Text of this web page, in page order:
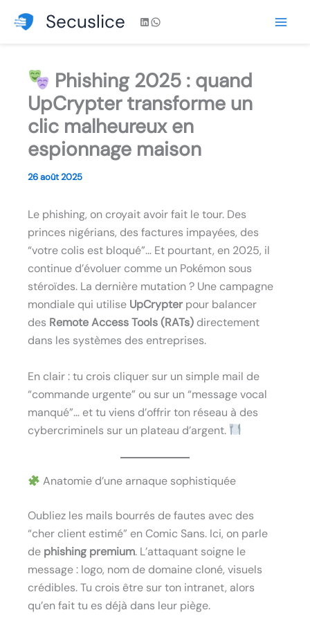
Secuslice LinkedIn
WhatsApp
Phishing 2025 : quand
UpCrypter transforme un
clic malheureux en
espionnage maison
26 août 2025
Le phishing, on croyait avoir fait le tour. Des
princes nigérians, des factures impayées, des
“votre colis est bloqué”… Et pourtant, en 2025, il
continue d’évoluer comme un Pokémon sous
stéroïdes. La dernière mutation ? Une campagne
mondiale qui utilise UpCrypter pour balancer
des Remote Access Tools (RATs) directement
dans les systèmes des entreprises.
En clair : tu crois cliquer sur un simple mail de
“commande urgente” ou sur un “message vocal
manqué”… et tu viens d’offrir ton réseau à des
cybercriminels sur un plateau d’argent.
Anatomie d’une arnaque sophistiquée
Oubliez les mails bourrés de fautes avec des
“cher client estimé” en Comic Sans. Ici, on parle
de phishing premium. L’attaquant soigne le
message : logo, nom de domaine cloné, visuels
crédibles. Tu crois être sur ton intranet, alors
qu’en fait tu es déjà dans leur piège.